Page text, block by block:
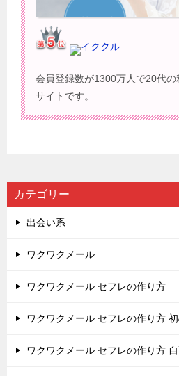
イククル
会員登録数が1300万人で20代
サイトです。
カテゴリー
出会い系
ワクワクメール
ワクワクメール セフレの作り方
ワクワクメール セフレの作り方
ワクワクメール セフレの作り方